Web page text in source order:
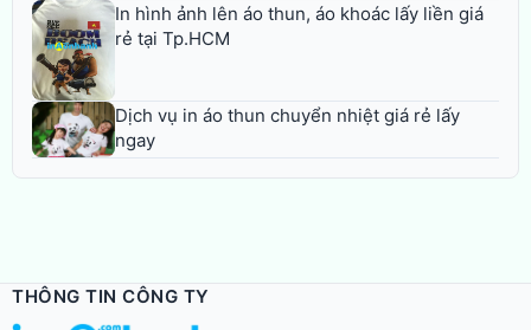
In hình ảnh lên áo thun, áo khoác lấy liền giá
rẻ tại Tp.HCM
Dịch vụ in áo thun chuyển nhiệt giá rẻ lấy
ngay
THÔNG TIN CÔNG TY